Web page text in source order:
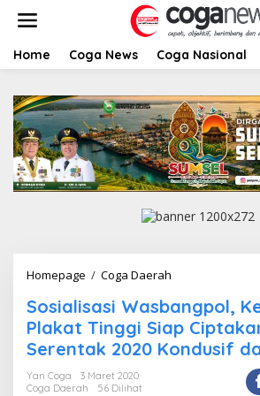
t
Home Coga News Coga Nasional
Homepage / Coga Daerah
s
i
a
l
Sosialisasi Wasbangpol,
Plakat Tinggi Siap
Serentak 2020 Kondusif
Yan Coga
3 Maret 2020
Coga Daerah
56 Dilihat